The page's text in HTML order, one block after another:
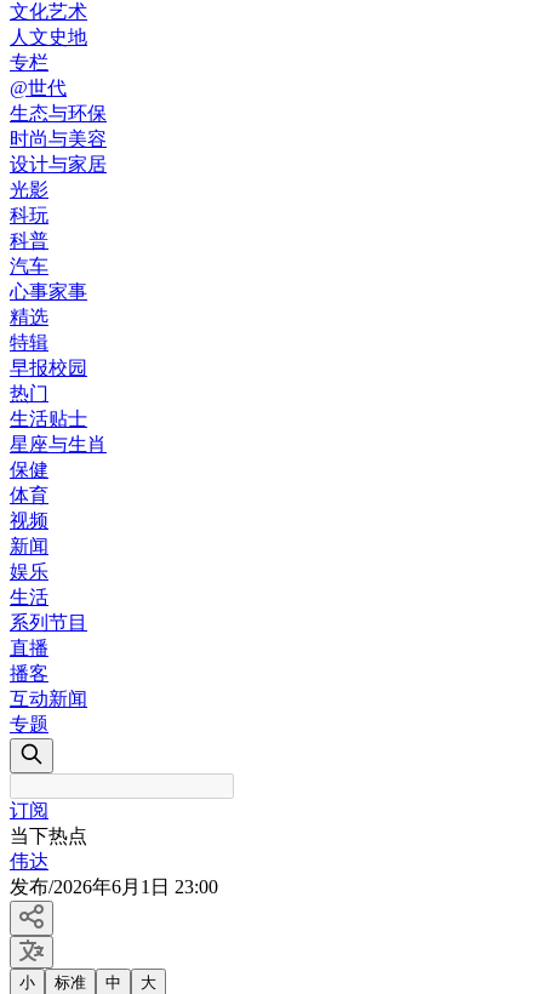
文化艺术
人文史地
专栏
@世代
生态与环保
时尚与美容
设计与家居
光影
科玩
科普
汽车
心事家事
精选
特辑
早报校园
热门
生活贴士
星座与生肖
保健
体育
视频
新闻
娱乐
生活
系列节目
直播
播客
互动新闻
专题
订阅
当下热点
伟达
发布/2026年6月1日 23:00
小 标准 中 大